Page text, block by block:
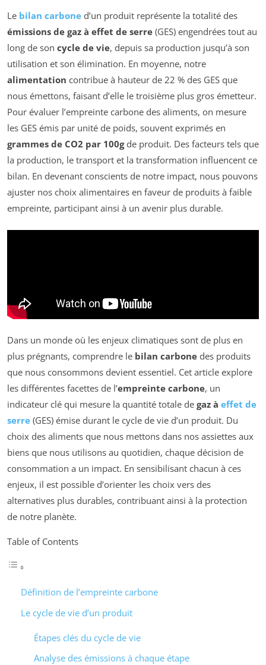
Le bilan carbone d’un produit représente la totalité des
émissions de gaz à effet de serre (GES) engendrées tout au
long de son cycle de vie, depuis sa production jusqu’à son
utilisation et son élimination. En moyenne, notre
alimentation contribue à hauteur de 22 % des GES que
nous émettons, faisant d’elle le troisième plus gros émetteur.
Pour évaluer l’empreinte carbone des aliments, on mesure
les GES émis par unité de poids, souvent exprimés en
grammes de CO2 par 100gde produit. Des facteurs tels que
la production, le transport et la transformation influencent ce
bilan. En devenant conscients de notre impact, nous pouvons
ajuster nos choix alimentaires en faveur de produits à faible
empreinte, participant ainsi à un avenir plus durable.
Dans un monde où les enjeux climatiques sont de plus en
plus prégnants, comprendre le bilan carbone des produits
que nous consommons devient essentiel. Cet article explore
les différentes facettes de l’empreinte carbone, un
indicateur clé qui mesure la quantité totale de gaz à effet de
serre (GES) émise durant le cycle de vie d’un produit. Du
choix des aliments que nous mettons dans nos assiettes aux
biens que nous utilisons au quotidien, chaque décision de
consommation a un impact. En sensibilisant chacun à ces
enjeux, il est possible d’orienter les choix vers des
alternatives plus durables, contribuant ainsi à la protection
de notre planète.
Table of Contents
Définition de l’empreinte carbone
Le cycle de vie d’un produit
Étapes clés du cycle de vie
Analyse des émissions à chaque étape